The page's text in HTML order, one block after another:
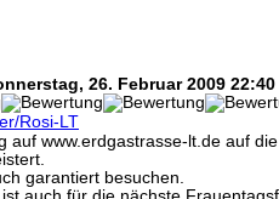
26. Februar 2009
auf www.erdgastrasse-lt.de auf
garantiert besuchen.